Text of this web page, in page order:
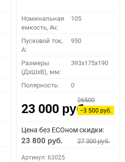
Номинальная
емкость, Ач:
105
Пусковой ток,
A:
950
Размеры
(ДхШхВ), мм:
393x175x190
Полярность: 0
23 000 руб.
26500
−3 500руб.
Цена без ECOном скидки:
23 800 руб. 27 300руб.
Артикул: 63025